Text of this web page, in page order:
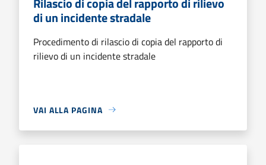
di un incidente stradale
Procedimento di rilascio di copia del rapporto di
rilievo di un incidente stradale
VAI ALLA PAGINA